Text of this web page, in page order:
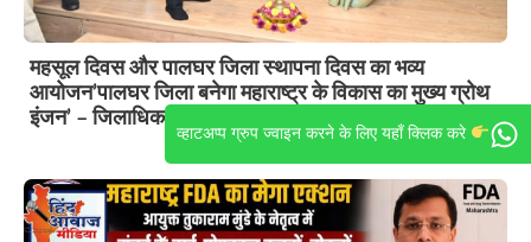
व्हाटअप्प ग्रुप ज्वाइन करने के लिए यहाँ क्लिक करे
महसूल दिवस और पालघर जिला स्थापना दिवस का भव्य
आयोजन’पालघर जिला बनेगा महाराष्ट्र के विकास का मुख्य ग्रोथ
इंजन’ – जिलाधिकारी डॉ. इंदु रानी जाखड़